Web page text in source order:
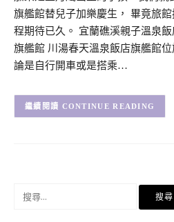
旗艦館替兒子加樂慶生， 畢竟旅
程期待已久。 宜蘭礁溪親子溫泉
旗艦館 川湯春天溫泉飯店旗艦館
論是自行開車或是搭乘…
CONTINUE READING